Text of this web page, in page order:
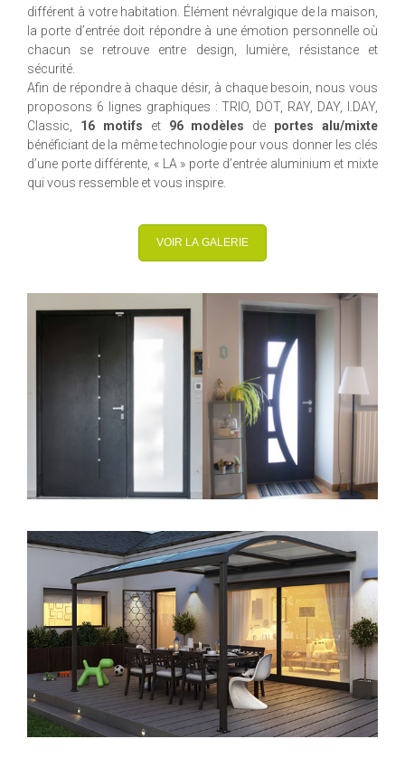
différent à votre habitation. Élément névralgique de la maison,
la porte d’entrée doit répondre à une émotion personnelle où
chacun se retrouve entre design, lumière, résistance et
sécurité.
Afin de répondre à chaque désir, à chaque besoin, nous vous
proposons 6 lignes graphiques : TRIO, DOT, RAY, DAY, I.DAY,
Classic, 16 motifs et 96 modèles de portes alu/mixte
bénéficiant de la même technologie pour vous donner les clés
d’une porte différente, « LA » porte d’entrée aluminium et mixte
qui vous ressemble et vous inspire.
VOIR LA GALERIE